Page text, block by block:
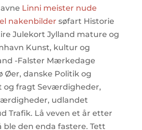
Linni meister nude
nakenbilder søfart Historie
Julekort Jylland mature og
Kunst, kultur og
-Falster Mærkedage
Øer, danske Politik og
og fragt Seværdigheder,
udlandet
Trafik. Lå veven et år etter
ble den enda fastere. Tett